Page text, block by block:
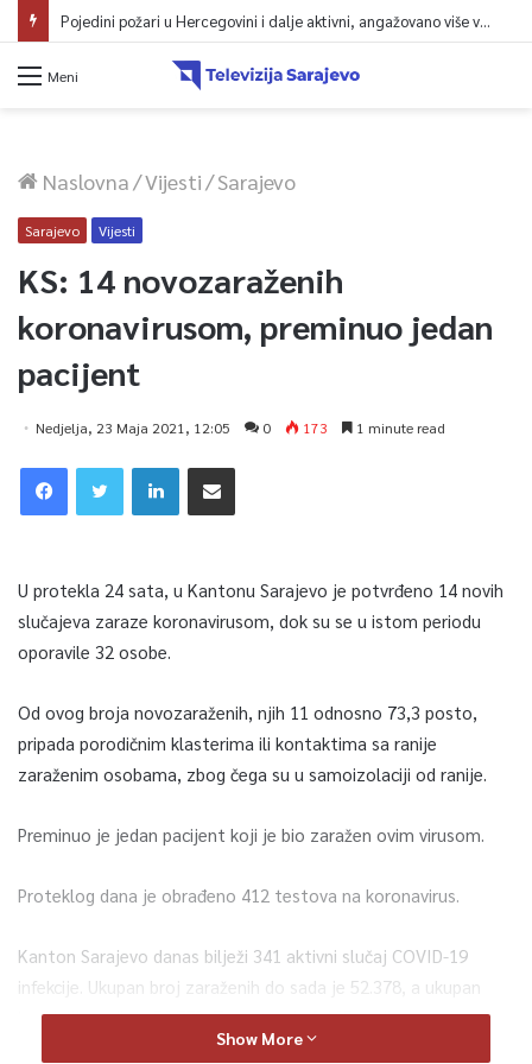
Pojedini požari u Hercegovini i dalje aktivni, angažovano više vatrogasaca i helikopter
Meni
Naslovna/Vijesti/Sarajevo
Sarajevo Vijesti
KS: 14 novozaraženih
koronavirusom, preminuo jedan
pacijent
Nedjelja, 23 Maja 2021, 12:05 0 173 1 minute read
U protekla 24 sata, u Kantonu Sarajevo je potvrđeno 14 novih
slučajeva zaraze koronavirusom, dok su se u istom periodu
oporavile 32 osobe.
Od ovog broja novozaraženih, njih 11 odnosno 73,3 posto,
pripada porodičnim klasterima ili kontaktima sa ranije
zaraženim osobama, zbog čega su u samoizolaciji od ranije.
Preminuo je jedan pacijent koji je bio zaražen ovim virusom.
Proteklog dana je obrađeno 412 testova na koronavirus.
Kanton Sarajevo danas bilježi 341 aktivni slučaj COVID-19
infekcije. Ukupan broj zaraženih do sada je 52.378, a ukupan
broj izliječenih je 50.773. Trenutno je 3.105 naših sugrađana u
Show More